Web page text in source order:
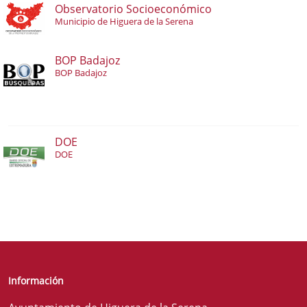
Observatorio Socioeconómico
Municipio de Higuera de la Serena
BOP Badajoz
BOP Badajoz
DOE
DOE
Información